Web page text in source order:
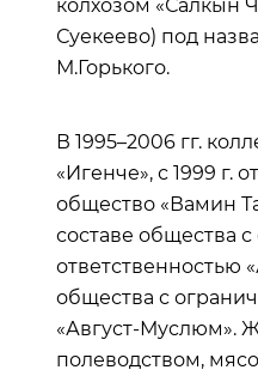
колхозом «Салкын
Суекеево) под
М.Горького.
В 1995–2006 гг.
«Игенче», с 1999 г.
общество «Вамин
составе общества
ответственностью
общества с
«Август-Муслюм».
полеводством,